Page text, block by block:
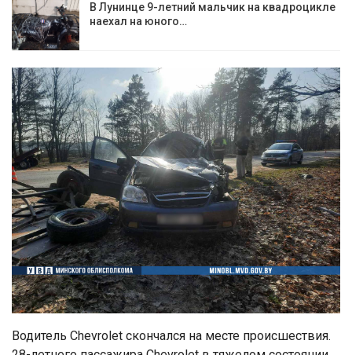
В Лунинце 9-летний мальчик на квадроцикле
наехал на юного…
Водитель Chevrolet скончался на месте происшествия.